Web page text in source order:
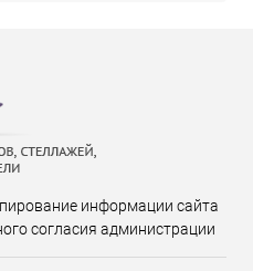
информации сайта
согласия администрации